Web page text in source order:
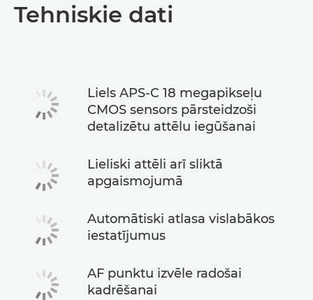
Tehniskie dati
Tehniskie dati
Liels APS-C 18 megapikseļu
CMOS sensors pārsteidzoši
detalizētu attēlu iegūšanai
Lieliski attēli arī sliktā
apgaismojumā
Automātiski atlasa vislabākos
iestatījumus
AF punktu izvēle radošai
kadrēšanai